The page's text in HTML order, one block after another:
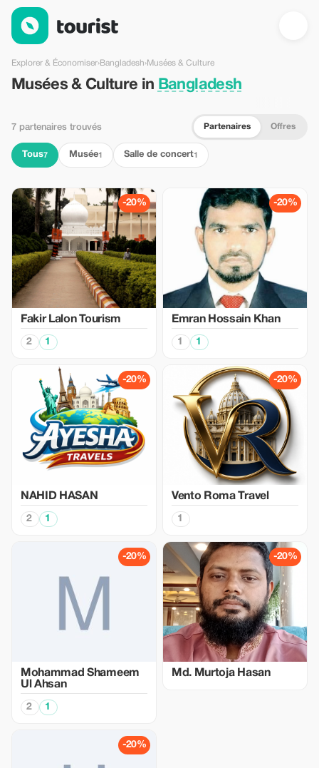
Musées & Culture en Bangladesh — Tourist
Explorer & Économiser›Bangladesh›Musées & Culture
Musées & Culture in Bangladesh
7 partenaires trouvés Partenaires Offres
Tous7 Musée1 Salle de concert1
-20%
Fakir Lalon Tourism
2 1
-20%
Emran Hossain Khan
1 1
-20%
NAHID HASAN
2 1
-20%
Vento Roma Travel
1
-20%
Mohammad Shameem
Ul Ahsan
2 1
-20%
Md. Murtoja Hasan
-20%